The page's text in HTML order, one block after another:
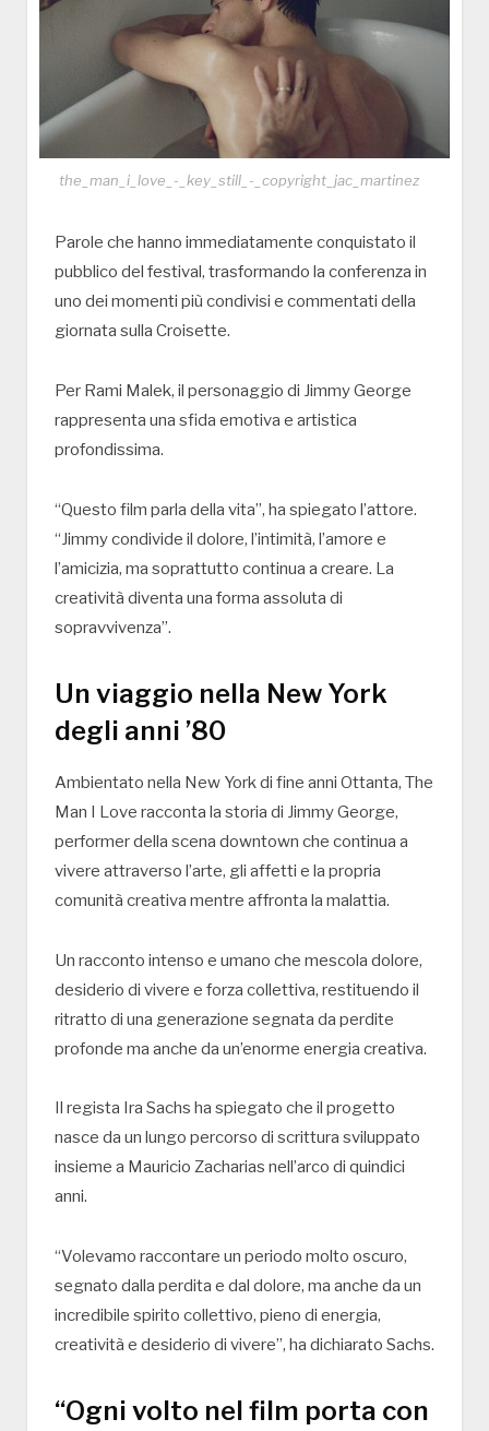
the_man_i_love_-_key_still_-_copyright_jac_martinez
Parole che hanno immediatamente conquistato il
pubblico del festival, trasformando la conferenza in
uno dei momenti più condivisi e commentati della
giornata sulla Croisette.
Per Rami Malek, il personaggio di Jimmy George
rappresenta una sfida emotiva e artistica
profondissima.
“Questo film parla della vita”, ha spiegato l’attore.
“Jimmy condivide il dolore, l’intimità, l’amore e
l’amicizia, ma soprattutto continua a creare. La
creatività diventa una forma assoluta di
sopravvivenza”.
Un viaggio nella New York
degli anni ’80
Ambientato nella New York di fine anni Ottanta, The
Man I Love racconta la storia di Jimmy George,
performer della scena downtown che continua a
vivere attraverso l’arte, gli affetti e la propria
comunità creativa mentre affronta la malattia.
Un racconto intenso e umano che mescola dolore,
desiderio di vivere e forza collettiva, restituendo il
ritratto di una generazione segnata da perdite
profonde ma anche da un’enorme energia creativa.
Il regista Ira Sachs ha spiegato che il progetto
nasce da un lungo percorso di scrittura sviluppato
insieme a Mauricio Zacharias nell’arco di quindici
anni.
“Volevamo raccontare un periodo molto oscuro,
segnato dalla perdita e dal dolore, ma anche da un
incredibile spirito collettivo, pieno di energia,
creatività e desiderio di vivere”, ha dichiarato Sachs.
“Ogni volto nel film porta con